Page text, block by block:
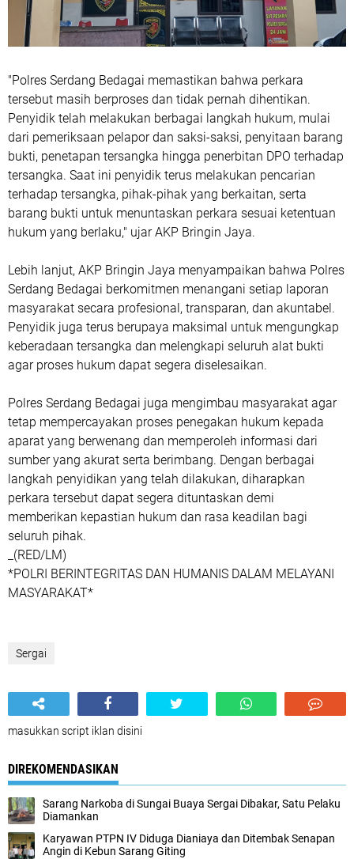
"Polres Serdang Bedagai memastikan bahwa perkara
tersebut masih berproses dan tidak pernah dihentikan.
Penyidik telah melakukan berbagai langkah hukum, mulai
dari pemeriksaan pelapor dan saksi-saksi, penyitaan barang
bukti, penetapan tersangka hingga penerbitan DPO terhadap
tersangka. Saat ini penyidik terus melakukan pencarian
terhadap tersangka, pihak-pihak yang berkaitan, serta
barang bukti untuk menuntaskan perkara sesuai ketentuan
hukum yang berlaku," ujar AKP Bringin Jaya.
Lebih lanjut, AKP Bringin Jaya menyampaikan bahwa Polres
Serdang Bedagai berkomitmen menangani setiap laporan
masyarakat secara profesional, transparan, dan akuntabel.
Penyidik juga terus berupaya maksimal untuk mengungkap
keberadaan tersangka dan melengkapi seluruh alat bukti
agar proses hukum dapat segera diselesaikan.
Polres Serdang Bedagai juga mengimbau masyarakat agar
tetap mempercayakan proses penegakan hukum kepada
aparat yang berwenang dan memperoleh informasi dari
sumber yang akurat serta berimbang. Dengan berbagai
langkah penyidikan yang telah dilakukan, diharapkan
perkara tersebut dapat segera dituntaskan demi
memberikan kepastian hukum dan rasa keadilan bagi
seluruh pihak.
_(RED/LM)
*POLRI BERINTEGRITAS DAN HUMANIS DALAM MELAYANI
MASYARAKAT*
Sergai
masukkan script iklan disini
DIREKOMENDASIKAN
Sarang Narkoba di Sungai Buaya Sergai Dibakar, Satu Pelaku
Diamankan
Karyawan PTPN IV Diduga Dianiaya dan Ditembak Senapan
Angin di Kebun Sarang Giting